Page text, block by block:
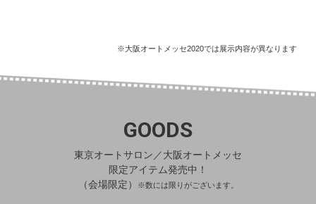
※大阪オートメッセ2020では展示内容が異なります
GOODS
東京オートサロン／大阪オートメッセ
限定アイテム発売中！
（会場限定）
※数には限りがございます。